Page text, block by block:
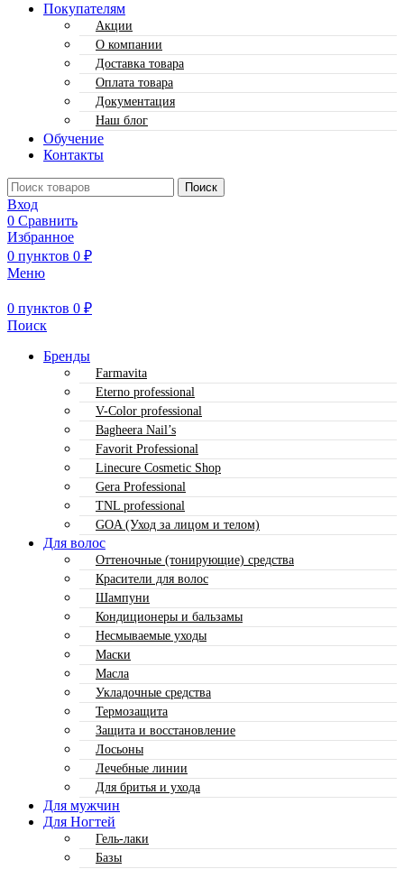
Покупателям
Акции
О компании
Доставка товара
Оплата товара
Документация
Наш блог
Обучение
Контакты
Поиск
Вход
0 Сравнить
Избранное
0 пунктов 0 ₽
Меню
0 пунктов 0 ₽
Поиск
Бренды
Farmavita
Eterno professional
V-Color professional
Bagheera Nail’s
Favorit Professional
Linecure Cosmetic Shop
Gera Professional
TNL professional
GOA (Уход за лицом и телом)
Для волос
Оттеночные (тонирующие) средства
Красители для волос
Шампуни
Кондиционеры и бальзамы
Несмываемые уходы
Маски
Масла
Укладочные средства
Термозащита
Защита и восстановление
Лосьоны
Лечебные линии
Для бритья и ухода
Для мужчин
Для Ногтей
Гель-лаки
Базы